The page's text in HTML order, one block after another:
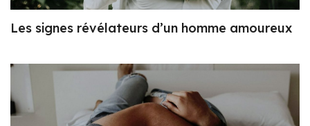
Les signes révélateurs d’un homme amoureux